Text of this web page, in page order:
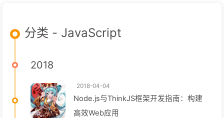
分类 - JavaScript
2018
2018-04-04
Node.js与ThinkJS框架开发指南：构建
高效Web应用